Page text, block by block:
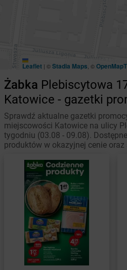
Leaflet | ©Stadia Maps , ©
Żabka Plebiscytowa
Katowice - gazetki
Sprawdź aktualne gazetki
miejscowości Katowice na ulicy
tygodniu (03.08 - 09.08).
produktów w okazyjnej cenie